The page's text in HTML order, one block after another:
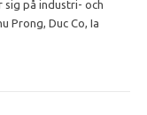
sig på industri- och
Prong, Duc Co, Ia